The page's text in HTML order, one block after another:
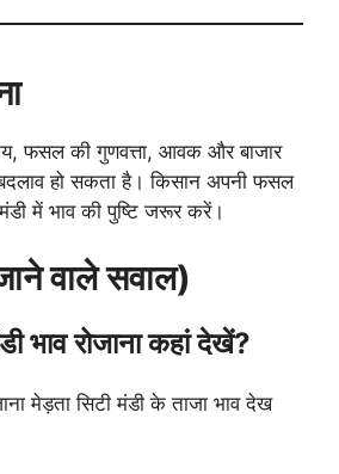
फसल की गुणवत्ता, आवक और बाजार
हो सकता है। किसान अपनी फसल
में भाव की पुष्टि जरूर करें।
वाले सवाल)
भाव रोजाना कहां देखें?
मेड़ता सिटी मंडी के ताजा भाव देख